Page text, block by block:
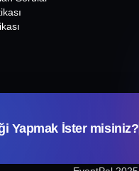
Yapmak İster misiniz?